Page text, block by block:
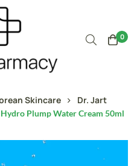
0
Skincare Dr. Jart
Plump Water Cream 50ml